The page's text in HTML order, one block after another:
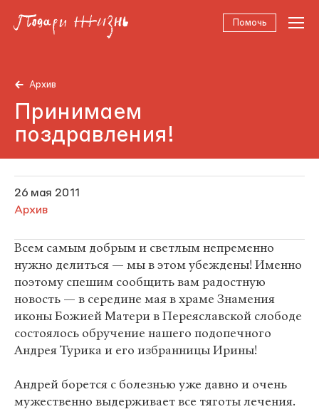
Помочь
Архив
Принимаем
поздравления!
26 мая 2011
Архив
Всем самым добрым и светлым непременно
нужно делиться — мы в этом убеждены! Именно
поэтому спешим сообщить вам радостную
новость — в середине мая в храме Знамения
иконы Божией Матери в Переяславской слободе
состоялось обручение нашего подопечного
Андрея Турика и его избранницы Ирины!
Андрей борется с болезнью уже давно и очень
мужественно выдерживает все тяготы лечения.